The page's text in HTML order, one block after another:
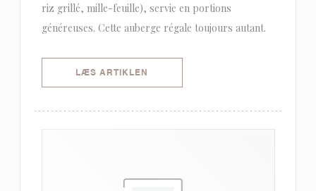
riz grillé, mille-feuille), servie en portions
généreuses. Cette auberge régale toujours autant.
LÆS ARTIKLEN